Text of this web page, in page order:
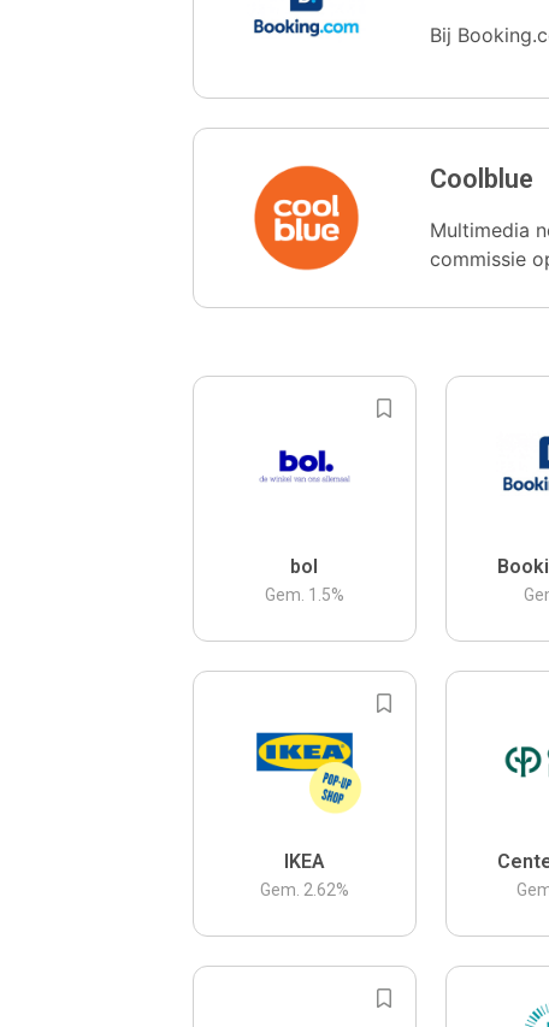
Bij
Coolblue
Multimedia
commissie
bol
Gem. 1.5%
IKEA
Gem. 2.62%